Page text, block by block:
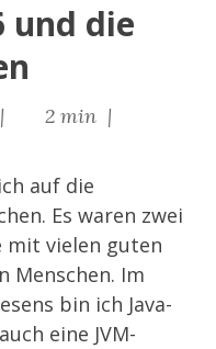
und die
2 min |
auf die
Es waren zwei
mit vielen guten
Menschen. Im
bin ich Java-
eine JVM-